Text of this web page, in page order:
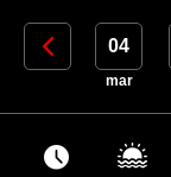
03 04
mar